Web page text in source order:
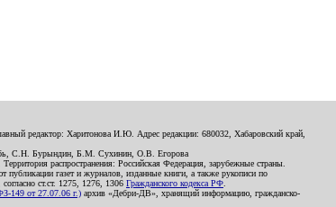
редактор: Харитонова И.Ю. Адрес редакции: 680032, Хабаровский край,
С.Н. Бурындин, Б.М. Сухинин, О.В. Егорова
распространения: Российская Федерация, зарубежные страны.
публикации газет и журналов, изданные книги, а также рукописи по
ст.ст. 1275, 1276, 1306 Гражданского кодекса РФ
149 от 27.07.06 г.) архив «Дебри-ДВ», хранящий информацию, гражданско-